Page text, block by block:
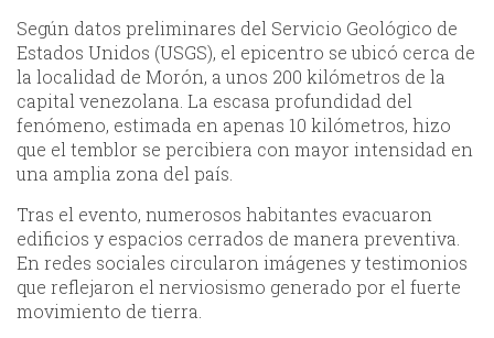
Según datos preliminares del Servicio Geológico de
Estados Unidos (USGS), el epicentro se ubicó cerca de
la localidad de Morón, a unos 200 kilómetros de la
capital venezolana. La escasa profundidad del
fenómeno, estimada en apenas 10 kilómetros, hizo
que el temblor se percibiera con mayor intensidad en
una amplia zona del país.
Tras el evento, numerosos habitantes evacuaron
edificios y espacios cerrados de manera preventiva.
En redes sociales circularon imágenes y testimonios
que reflejaron el nerviosismo generado por el fuerte
movimiento de tierra.